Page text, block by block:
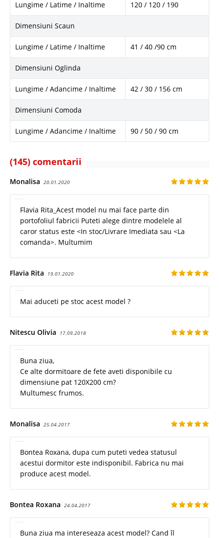
Lungime / Latime / Inaltime 120 / 120 / 190
Dimensiuni Scaun
Lungime / Latime / Inaltime 41 / 40 /90 cm
Dimensiuni Oglinda
Lungime / Adancime / Inaltime 42 / 30 / 156 cm
Dimensiuni Comoda
Lungime / Adancime / Inaltime 90 / 50 / 90 cm
(145) comentarii
Monalisa 20.01.2020
Flavia Rita_Acest model nu mai face parte din
portofoliul fabricii Puteti alege dintre modelele al
caror status este <In stoc/Livrare Imediata sau <La
comanda>. Multumim
Flavia Rita 19.01.2020
Mai aduceti pe stoc acest model ?
Nitescu Olivia 17.09.2018
Buna ziua,
Ce alte dormitoare de fete aveti disponibile cu
dimensiune pat 120X200 cm?
Multumesc frumos.
Monalisa 25.04.2017
Bontea Roxana, dupa cum puteti vedea statusul
acestui dormitor este indisponibil. Fabrica nu mai
produce acest model.
Bontea Roxana 24.04.2017
Buna ziua ma intereseaza acest model? Cand îl